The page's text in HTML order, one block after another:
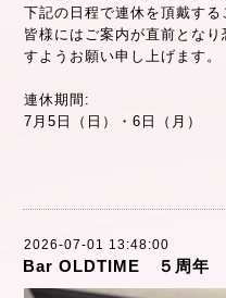
下記の日程で連休を頂戴する
皆様にはご案内が直前とな
すようお願い申し上げます。
連休期間:
7月5日（日）・6日（月）
2026-07-01 13:48:00
Bar OLDTIME ５周年